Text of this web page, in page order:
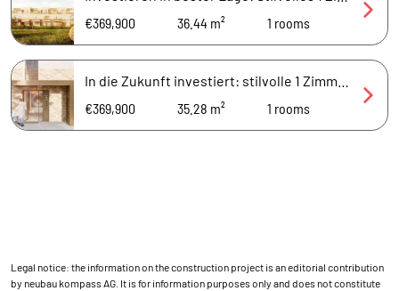
€369,900
36.44 m² 1 rooms
€369,900
35.28 m² 1 rooms
Legal notice: the information on the construction project is an editorial contribution
by neubau kompass AG. It is for information purposes only and does not constitute